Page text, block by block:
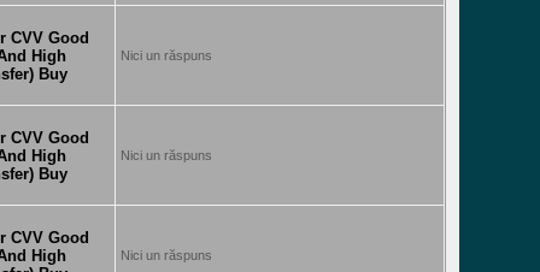
CVV Good
High
Buy
Nici un răspuns
CVV Good
High
Buy
Nici un răspuns
CVV Good
High
Nici un răspuns